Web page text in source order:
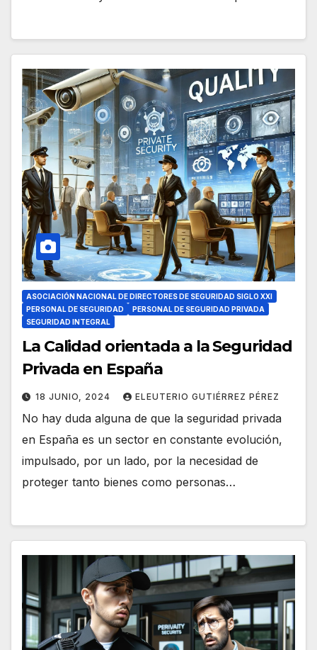
ASOCIACIÓN NACIONAL DE DIRECTORES DE SEGURIDAD SIGLO XXI
PERSONAL DE SEGURIDAD
PERSONAL DE SEGURIDAD PRIVADA
SEGURIDAD INTEGRAL
La Calidad orientada a la Seguridad
Privada en España
18 JUNIO, 2024 ELEUTERIO GUTIÉRREZ PÉREZ
No hay duda alguna de que la seguridad privada
en España es un sector en constante evolución,
impulsado, por un lado, por la necesidad de
proteger tanto bienes como personas…